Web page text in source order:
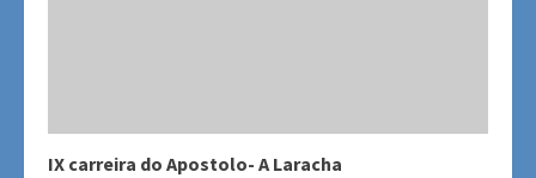
IX carreira do Apostolo- A Laracha